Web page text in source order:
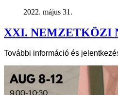
2022. május 31.
XXI. NEMZETKÖZI
További információ és